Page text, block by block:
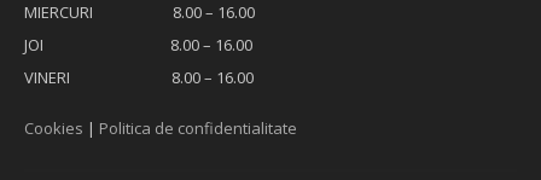
MIERCURI 8.00 – 16.00
JOI 8.00 – 16.00
VINERI 8.00 – 16.00
Cookies | Politica de confidentialitate